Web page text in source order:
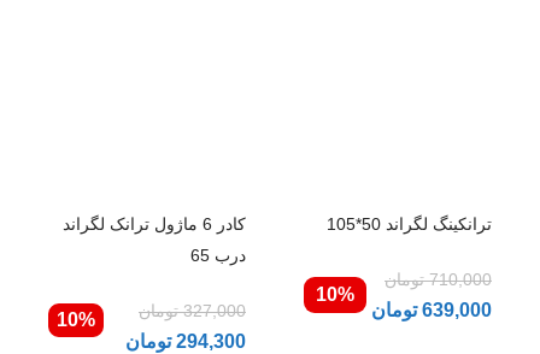
ترانكينگ لگراند 50*105
710,000 تومان
639,000 تومان
10%
کادر 6 ماژول ترانک لگراند
درب 65
327,000 تومان
294,300 تومان
10%